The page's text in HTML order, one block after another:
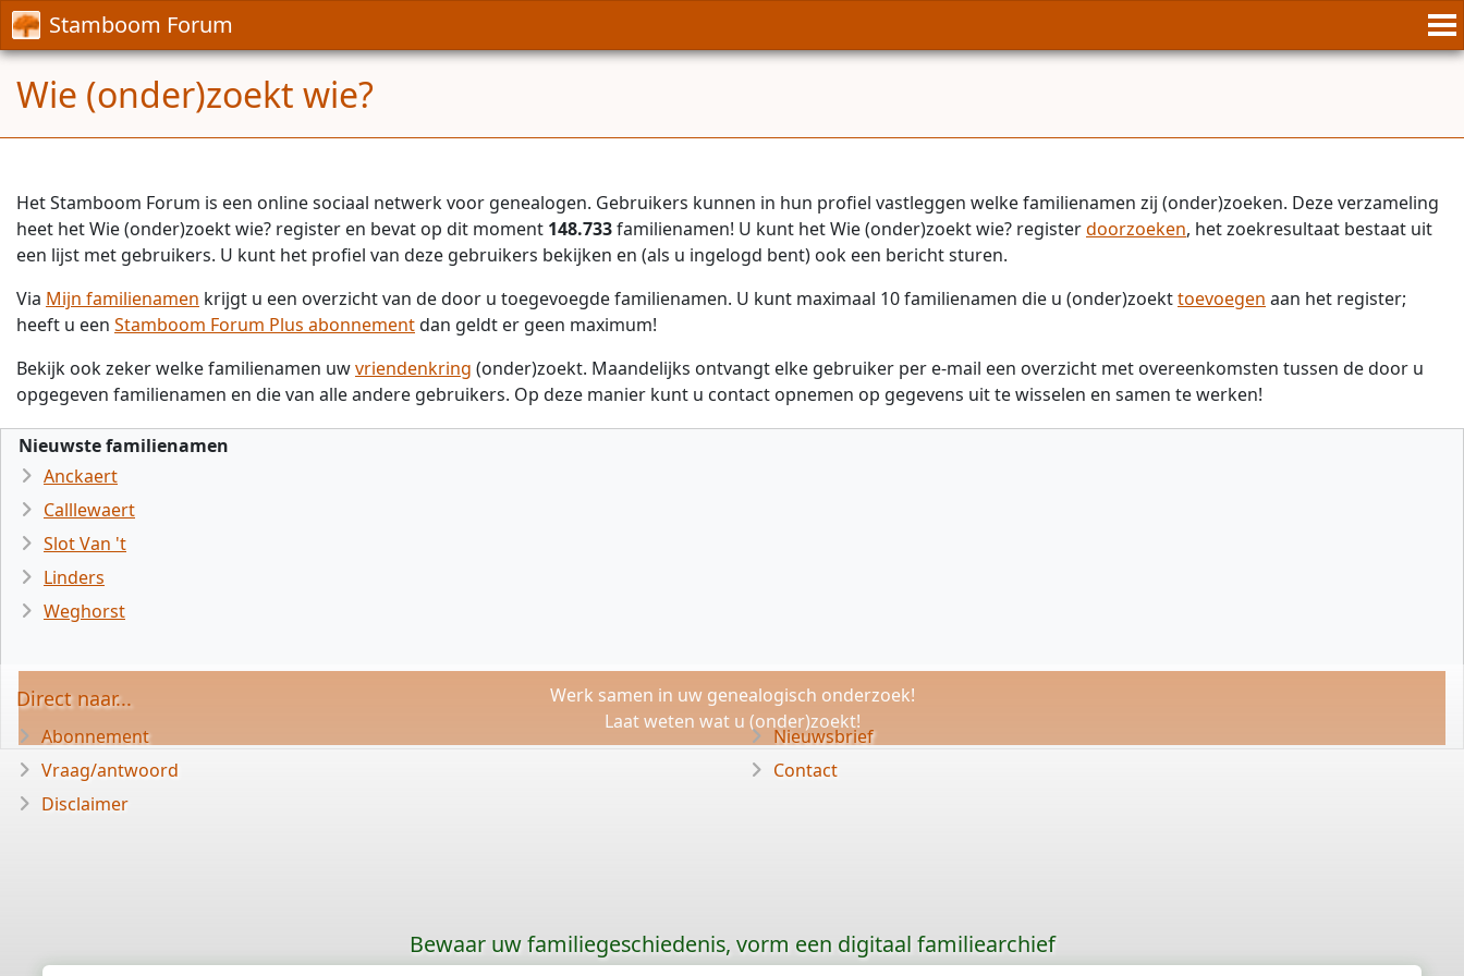
Stamboom Forum
Wie (onder)zoekt wie?
Het Stamboom Forum is een online sociaal netwerk voor genealogen. Gebruikers kunnen in hun profiel vastleggen welke familienamen zij (onder)zoeken. Deze verzameling
heet het Wie (onder)zoekt wie? register en bevat op dit moment 148.733familienamen! U kunt het Wie (onder)zoekt wie? registerdoorzoeken, het zoekresultaat bestaat uit
een lijst met gebruikers. U kunt het profiel van deze gebruikers bekijken en (als u ingelogd bent) ook een bericht sturen.
Via Mijn familienamen krijgt u een overzicht van de door u toegevoegde familienamen. U kunt maximaal 10 familienamen die u (onder)zoekttoevoegen aan het register;
heeft u een Stamboom Forum Plus abonnementdan geldt er geen maximum!
Bekijk ook zeker welke familienamen uwvriendenkring (onder)zoekt. Maandelijks ontvangt elke gebruiker per e-mail een overzicht met overeenkomsten tussen de door u
opgegeven familienamen en die van alle andere gebruikers. Op deze manier kunt u contact opnemen op gegevens uit te wisselen en samen te werken!
Nieuwste familienamen
Anckaert
Calllewaert
Slot Van 't
Linders
Weghorst
Werk samen in uw genealogisch onderzoek!
Laat weten wat u (onder)zoekt!
Direct naar...
Abonnement
Vraag/antwoord
Disclaimer
Nieuwsbrief
Contact
Bewaar uw familiegeschiedenis, vorm een digitaal familiearchief